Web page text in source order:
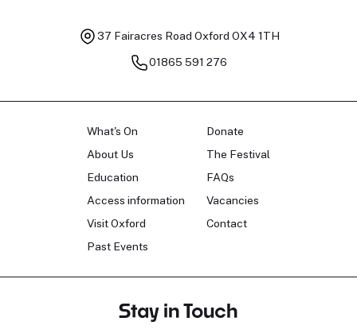
37 Fairacres Road Oxford OX4 1TH
01865 591 276
What's On
About Us
Education
Access information
Visit Oxford
Past Events
Donate
The Festival
FAQs
Vacancies
Contact
Stay in Touch